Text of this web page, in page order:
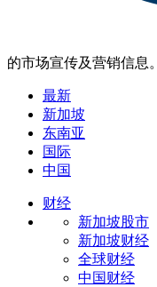
的市场宣传及营销信息。
最新
新加坡
东南亚
国际
中国
财经
新加坡股市
新加坡财经
全球财经
中国财经